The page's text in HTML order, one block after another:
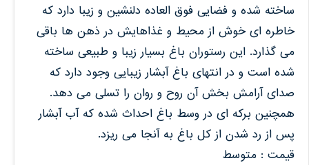
ساخته شده و فضایی فوق العاده دلنشین و زیبا دارد که
خاطره ای خوش از محیط و غذاهایش در ذهن ها باقی
می گذارد. این رستوران باغ بسیار زیبا و طبیعی ساخته
شده است و در انتهای باغ آبشار زیبایی وجود دارد که
صدای آرامش بخش آن روح و روان را تسلی می دهد.
همچنین برکه ای در وسط باغ احداث شده که آب آبشار
پس از رد شدن از کل باغ به آنجا می ریزد.
قیمت : متوسط